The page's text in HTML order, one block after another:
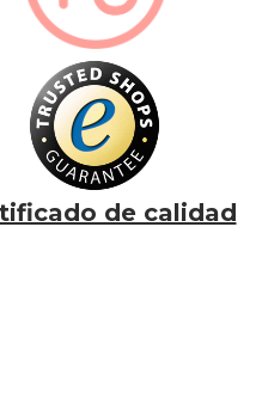
de calidad